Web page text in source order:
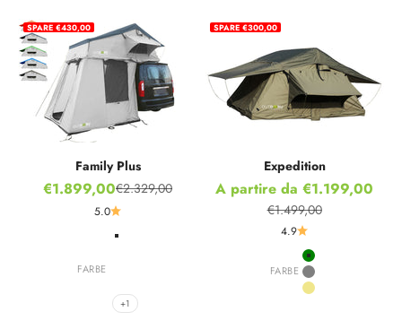
SPARE €430,00
Family Plus
Prezzo scontato
€1.899,00Prezzo
€2.329,00
5.0
FARBE
Ivy Green
+1
SPARE €300,00
Expedition
Prezzo scontato
A partire da €1.199,00
Prezzo
€1.499,00
4.9
FARBE
Green
Grey
Khaki
Family Plus con tenda da sole